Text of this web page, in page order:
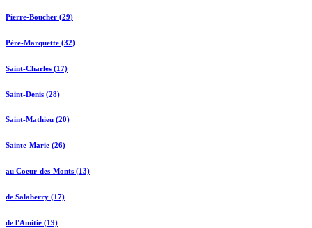
Pierre-Boucher (29)
Père-Marquette (32)
Saint-Charles (17)
Saint-Denis (28)
Saint-Mathieu (20)
Sainte-Marie (26)
au Coeur-des-Monts (13)
de Salaberry (17)
de l'Amitié (19)